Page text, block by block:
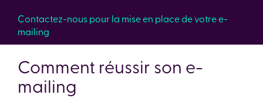
Contactez-nous pour la mise en place de votre e-
mailing
Comment réussir son e-
mailing